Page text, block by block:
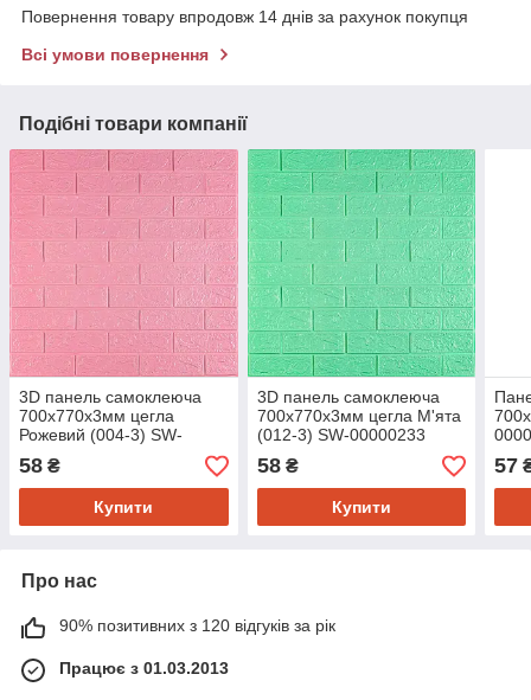
Повернення товару впродовж 14 днів за рахунок покупця
Всі умови повернення
Подібні товари компанії
3D панель самоклеюча
700х770х3мм цегла
Рожевий (004-3) SW-
00000231
58 ₴
Купити
3D панель самоклеюча
700х770х3мм цегла М'ята
(012-3) SW-00000233
58₴
Купити
57
Про нас
90% позитивних з 120 відгуків за рік
Працює з 01.03.2013